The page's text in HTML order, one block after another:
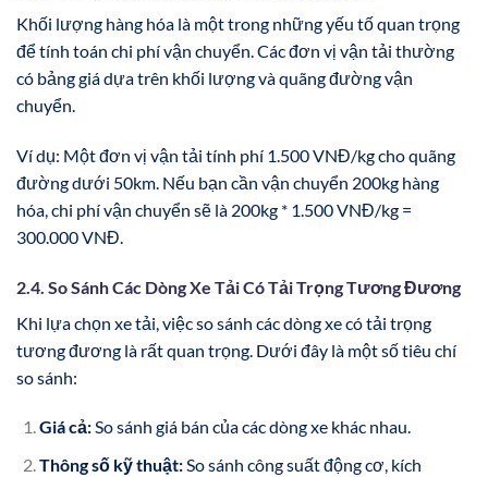
Khối lượng hàng hóa là một trong những yếu tố quan trọng
để tính toán chi phí vận chuyển. Các đơn vị vận tải thường
có bảng giá dựa trên khối lượng và quãng đường vận
chuyển.
Ví dụ: Một đơn vị vận tải tính phí 1.500 VNĐ/kg cho quãng
đường dưới 50km. Nếu bạn cần vận chuyển 200kg hàng
hóa, chi phí vận chuyển sẽ là 200kg * 1.500 VNĐ/kg =
300.000 VNĐ.
2.4. So Sánh Các Dòng Xe Tải Có Tải Trọng Tương Đương
Khi lựa chọn xe tải, việc so sánh các dòng xe có tải trọng
tương đương là rất quan trọng. Dưới đây là một số tiêu chí
so sánh:
Giá cả:So sánh giá bán của các dòng xe khác nhau.
Thông số kỹ thuật:So sánh công suất động cơ, kích